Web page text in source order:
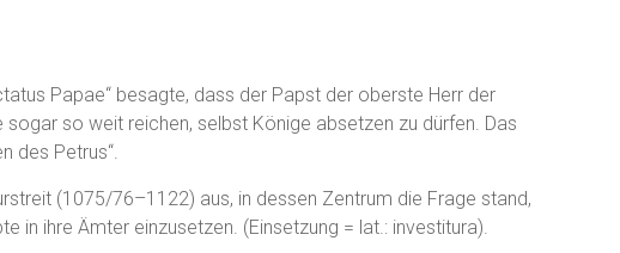
Papae“ besagte, dass der Papst der oberste Herr der
so weit reichen, selbst Könige absetzen zu dürfen. Das
des Petrus“.
(1075/76–1122) aus, in dessen Zentrum die Frage stand,
in ihre Ämter einzusetzen. (Einsetzung = lat.: investitura).